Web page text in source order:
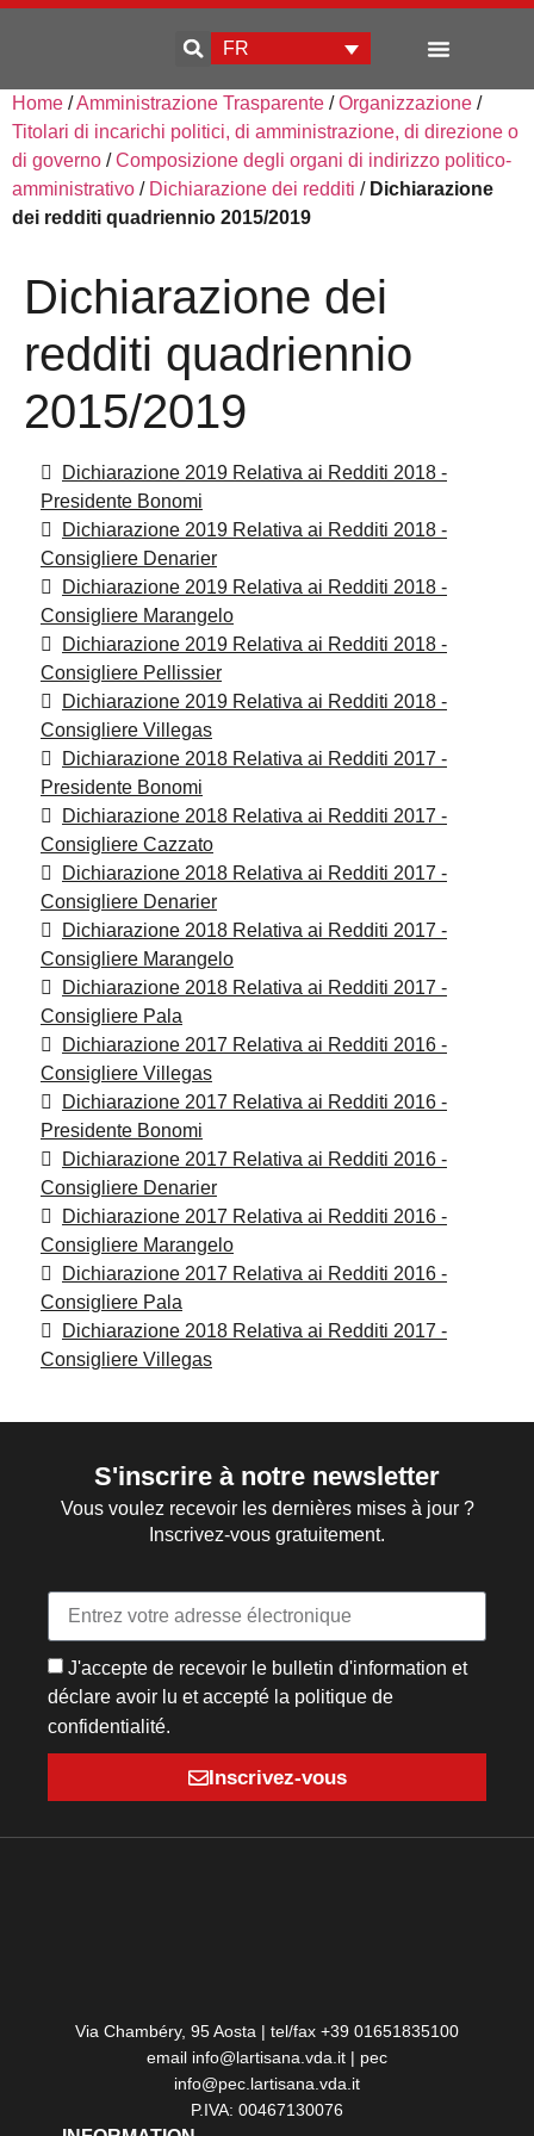
FR
Home /Amministrazione Trasparente /Organizzazione /
Titolari di incarichi politici, di amministrazione, di direzione o
di governo /Composizione degli organi di indirizzo politico-
amministrativo / Dichiarazione dei redditi / Dichiarazione
dei redditi quadriennio 2015/2019
Dichiarazione dei
redditi quadriennio
2015/2019
Dichiarazione 2019 Relativa ai Redditi 2018 -
Presidente Bonomi
Dichiarazione 2019 Relativa ai Redditi 2018 -
Consigliere Denarier
Dichiarazione 2019 Relativa ai Redditi 2018 -
Consigliere Marangelo
Dichiarazione 2019 Relativa ai Redditi 2018 -
Consigliere Pellissier
Dichiarazione 2019 Relativa ai Redditi 2018 -
Consigliere Villegas
Dichiarazione 2018 Relativa ai Redditi 2017 -
Presidente Bonomi
Dichiarazione 2018 Relativa ai Redditi 2017 -
Consigliere Cazzato
Dichiarazione 2018 Relativa ai Redditi 2017 -
Consigliere Denarier
Dichiarazione 2018 Relativa ai Redditi 2017 -
Consigliere Marangelo
Dichiarazione 2018 Relativa ai Redditi 2017 -
Consigliere Pala
Dichiarazione 2017 Relativa ai Redditi 2016 -
Consigliere Villegas
Dichiarazione 2017 Relativa ai Redditi 2016 -
Presidente Bonomi
Dichiarazione 2017 Relativa ai Redditi 2016 -
Consigliere Denarier
Dichiarazione 2017 Relativa ai Redditi 2016 -
Consigliere Marangelo
Dichiarazione 2017 Relativa ai Redditi 2016 -
Consigliere Pala
Dichiarazione 2018 Relativa ai Redditi 2017 -
Consigliere Villegas
S'inscrire à notre newsletter
Vous voulez recevoir les dernières mises à jour ?
Inscrivez-vous gratuitement.
J'accepte de recevoir le bulletin d'information et
déclare avoir lu et accepté la politique de
confidentialité.
Inscrivez-vous
Via Chambéry, 95 Aosta | tel/fax +39 01651835100
email info@lartisana.vda.it | pec
info@pec.lartisana.vda.it
P.IVA: 00467130076